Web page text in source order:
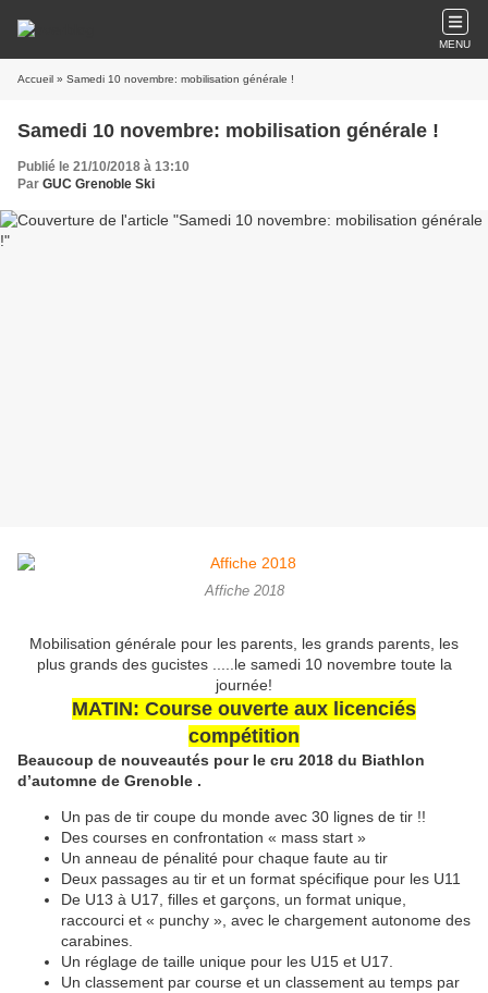
MENU
Accueil » Samedi 10 novembre: mobilisation générale !
Samedi 10 novembre: mobilisation générale !
Publié le 21/10/2018 à 13:10
Par GUC Grenoble Ski
Affiche 2018
Mobilisation générale pour les parents, les grands parents, les
plus grands des gucistes .....le samedi 10 novembre toute la
journée!
MATIN: Course ouverte aux licenciés
compétition
Beaucoup de nouveautés pour le cru 2018 du Biathlon
d’automne de Grenoble .
Un pas de tir coupe du monde avec 30 lignes de tir !!
Des courses en confrontation « mass start »
Un anneau de pénalité pour chaque faute au tir
Deux passages au tir et un format spécifique pour les U11
De U13 à U17, filles et garçons, un format unique,
raccourci et « punchy », avec le chargement autonome des
carabines.
Un réglage de taille unique pour les U15 et U17.
Un classement par course et un classement au temps par